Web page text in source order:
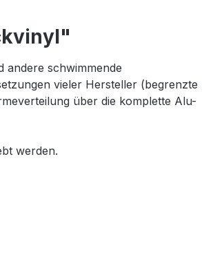
andere schwimmende
vieler Hersteller (begrenzte
über die komplette Alu-
werden.